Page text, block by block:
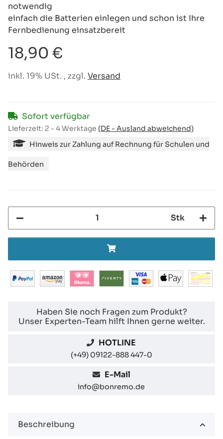
notwendig
einfach die Batterien einlegen und schon ist Ihre
Fernbedienung einsatzbereit
18,90 €
inkl. 19% USt. , zzgl. Versand
Sofort verfügbar
Lieferzeit: 2 - 4 Werktage (DE - Ausland abweichend)
Hinweis zur Zahlung auf Rechnung für Schulen und
Behörden
Stk
Haben Sie noch Fragen zum Produkt?
Unser Experten-Team hilft Ihnen gerne weiter.
HOTLINE
(+49) 09122-888 447-0
E-Mail
info@bonremo.de
Beschreibung